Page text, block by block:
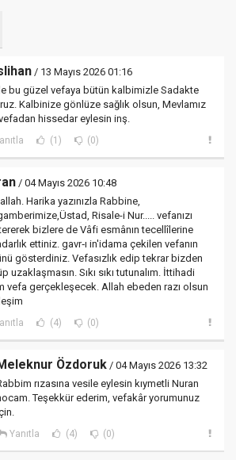
/ 13 Mayıs 2026 01:16
bu güzel vefaya bütün kalbimizle Sadakte
Kalbinize gönlüze sağlık olsun, Mevlamız
hissedar eylesin inş.
(1) (0)
/ 04 Mayıs 2026 10:48
Harika yazınızla Rabbine,
Risale-i Nur..... vefanızı
bizlere de Vâfi esmânın tecellîlerine
ettiniz. gavr‑ı in'idama çekilen vefanın
gösterdiniz. Vefasızlık edip tekrar bizden
uzaklaşmasın. Sıkı sıkı tutunalım. İttihadi
vefa gerçekleşecek. Allah ebeden razı olsun
(4) (0)
Özdoruk / 04 Mayıs 2026 13:32
rızasına vesile eylesin kıymetli Nuran
Teşekkür ederim, vefakâr yorumunuz
Yanıtla (4) (0)